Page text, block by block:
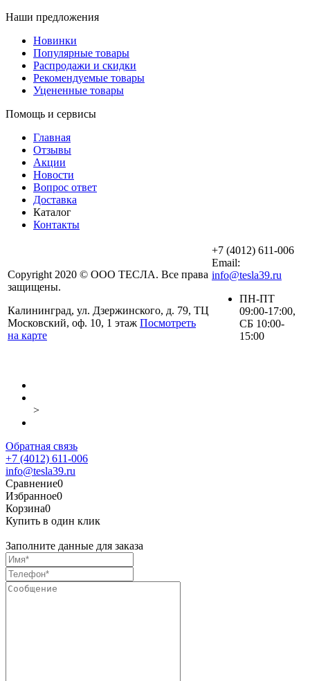
Наши предложения
Новинки
Популярные товары
Распродажи и скидки
Рекомендуемые товары
Уцененные товары
Помощь и сервисы
Главная
Отзывы
Акции
Новости
Вопрос ответ
Доставка
Каталог
Контакты
Copyright 2020 © ООО ТЕСЛА. Все права
защищены.
Калининград, ул. Дзержинского, д. 79, ТЦ
Московский, оф. 10, 1 этаж Посмотреть
на карте
+7 (4012) 611-006
Email:
info@tesla39.ru
ПН-ПТ
09:00-17:00,
СБ 10:00-
15:00
>
Обратная связь
+7 (4012) 611-006
info@tesla39.ru
Сравнение0
Избранное0
Корзина0
Купить в один клик
Заполните данные для заказа